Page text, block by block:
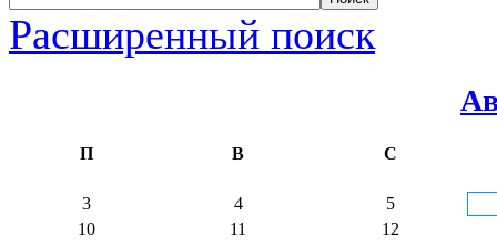
Расширенный поиск
П В С
3 4
5
10
11
12